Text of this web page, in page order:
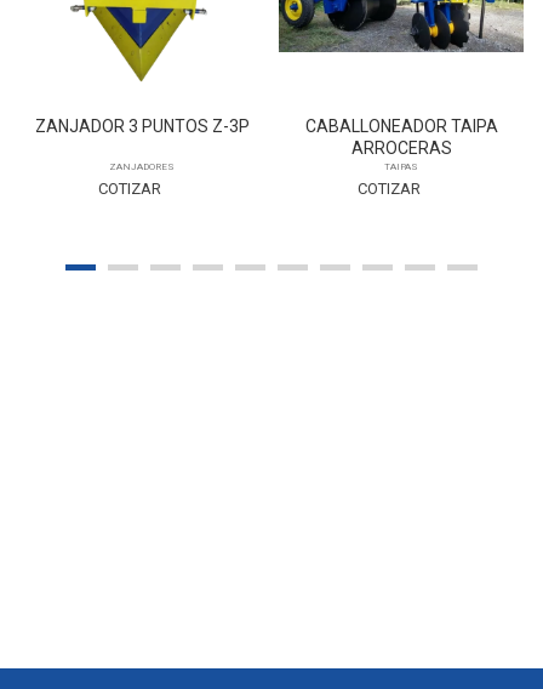
ZANJADOR 3 PUNTOS Z-3P
ZANJADORES
COTIZAR
CABALLONEADOR TAIPA
ARROCERAS
TAIPAS
COTIZAR